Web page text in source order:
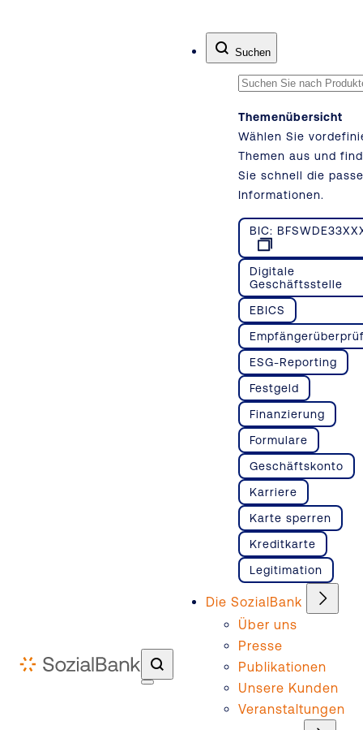
Suchen
Themenübersicht
Wählen Sie
Themen aus und
Sie schnell die
Informationen.
BIC:
Digitale
Geschäftsstelle
EBICS
ESG-Reporting
Festgeld
Finanzierung
Formulare
Geschäftskonto
Karriere
Karte sperren
Kreditkarte
Legitimation
Die SozialBank
Über uns
Presse
Publikationen
Unsere Kunden
Veranstaltungen